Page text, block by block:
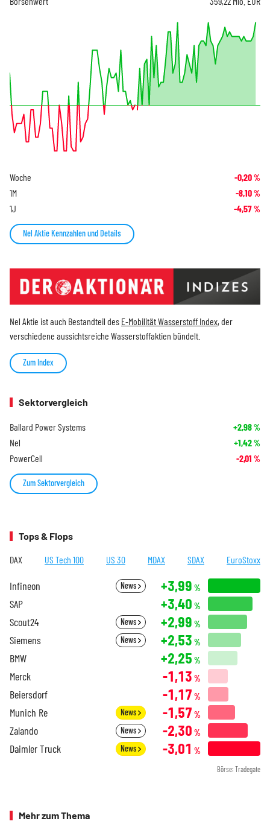
Woche -0,20%
1M -8,10%
1J -4,57%
Nel Aktie Kennzahlen und Details
Nel Aktie ist auch Bestandteil des E-Mobilität Wasserstoff Index, der
verschiedene aussichtsreiche Wasserstoffaktien bündelt.
Zum Index
Sektorvergleich
Ballard Power Systems +2,98%
Nel +1,42%
PowerCell -2,01 %
Zum Sektorvergleich
Tops & Flops
DAX US Tech 100 US 30 MDAX SDAX EuroStoxx
Infineon News +3,99 %
SAP +3,40 %
Scout24 News +2,99 %
Siemens News +2,53 %
BMW +2,25 %
Merck -1,13 %
Beiersdorf -1,17 %
Munich Re News -1,57 %
Zalando News -2,30 %
Daimler Truck News -3,01 %
Börse: Tradegate
Mehr zum Thema